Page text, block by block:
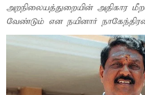
அறநிலையத்துறையின் அதிகார
வேண்டும் என நயினார்